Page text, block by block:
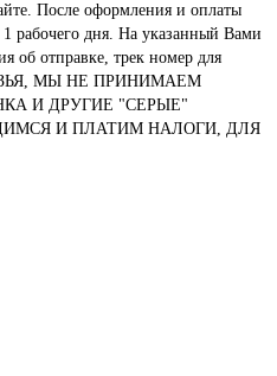
После оформления и оплаты
рабочего дня. На указанный Вами
об отправке, трек номер для
МЫ НЕ ПРИНИМАЕМ
И ДРУГИЕ "СЕРЫЕ"
И ПЛАТИМ НАЛОГИ, ДЛЯ